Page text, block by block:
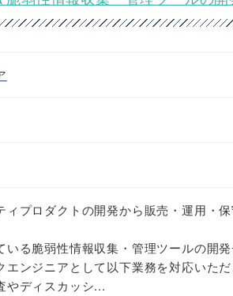
ィプロダクトの開発から販売・運用・
いる脆弱性情報収集・管理ツールの開
ンジニアとして以下業務を対応いただ
やディスカッシ...